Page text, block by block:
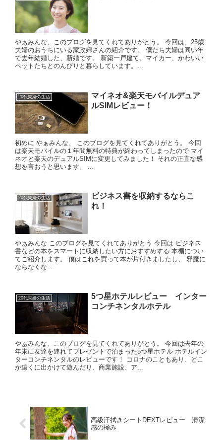
やぁみんな、このブログを見てくれてありがとう。 今回は、25歳
夫婦のおうちにいる家政婦さんの紹介です。 僕たち夫婦は同い年
で去年結婚した、新婚です。 新築一戸建て、マイカー、かわいい
ペットたちとのんびりと暮らしています。...
20代夫婦の生活
マイネオ&楽天モバイルデュア
ルSIMレビュー！
初めに やぁみんな、 このブログを見てくれてありがとう。 今回
は楽天モバイルの１年間無料の特典が終わってしまったので マイ
ネオと楽天のデュアルSIMに変更してみました！ それの正直な感
想を言おうと思います。 ...
20代夫婦の生活
ビジネス書を収納するならこ
れ！
やぁみんな このブログを見てくれてありがとう 今回は ビジネス
書などの本をスマートに収納したい方におすすめする 本棚につい
てご紹介します。 僕はこれを買って本が片付きましたし、 邪魔に
ならなくな...
20代夫婦の生活
5つ星ホテルレビュー インター
コンチネンタルホテル
やぁみんな、このブログを見てくれてありがとう。 今回は去年の
年末に友達を連れてプレゼントで泊まった5つ星ホテル ホテルイン
ターコンチネンタルのレビューです！ コロナのこともあり、どこ
か遠くに出かけて遊んだり、商業施設、ア...
高級汗拭きシートDEXTレビュー 清潔
感の極み